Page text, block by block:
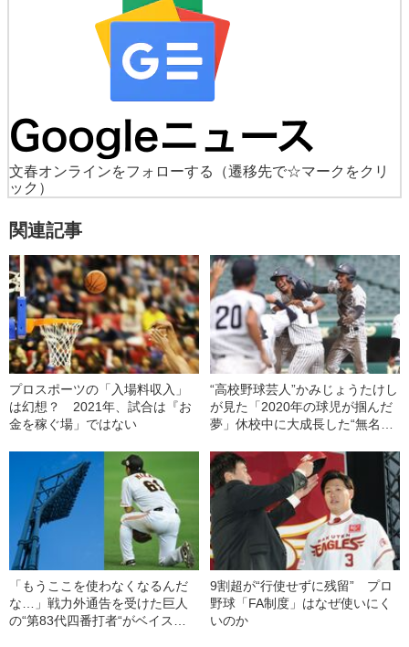
文春オンラインをフォローする
（遷移先で☆マークをクリ
ック）
関連記事
プロスポーツの「入場料収入」
は幻想？ 2021年、試合は『お
金を稼ぐ場」ではない
“高校野球芸人”かみじょうたけし
が見た「2020年の球児が掴んだ
夢」休校中に大成長した“無名投
「もうここを使わなくなるんだ
な…」戦力外通告を受けた巨人
の“第83代四番打者“がベイスタ
9割超が“行使せずに残留” プロ
野球「FA制度」はなぜ使いにく
いのか